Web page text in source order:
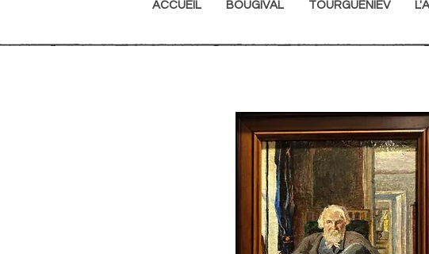
ACCUEIL BOUGIVAL TOURGUÉNIEV